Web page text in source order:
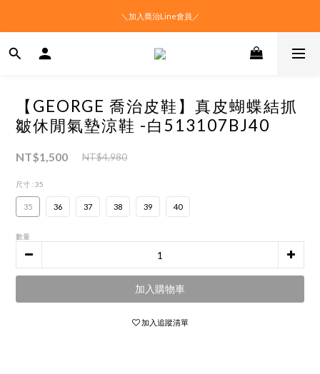
＼加入喬治Line會員／
【GEORGE 喬治皮鞋】真皮蝴蝶結抓
皺休閒氣墊涼鞋 -白513107BJ40
NT$1,500 NT$4,980
尺寸 : 35
35 36 37 38 39 40
數量
加入購物車
加入追蹤清單